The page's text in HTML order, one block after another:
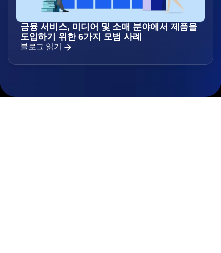
금융 서비스, 미디어 및 소매 분야에서 제품을
도입하기 위한 6가지 모범 사례
블로그 읽기